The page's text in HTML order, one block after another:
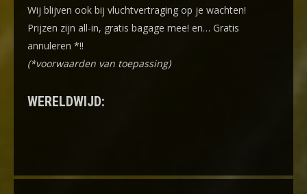
Wij blijven ook bij vluchtvertraging op je wachten!
Prijzen zijn all-in, gratis bagage mee! en… Gratis
annuleren *!!
(*voorwaarden van toepassing)
WERELDWIJD: